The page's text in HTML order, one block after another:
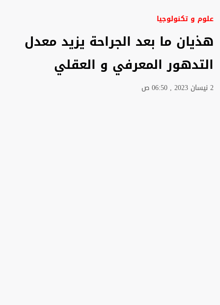
علوم و تكنولوجيا
هذيان ما بعد الجراحة يزيد معدل
التدهور المعرفي و العقلي
2 نيسان 2023 , 06:50 ص